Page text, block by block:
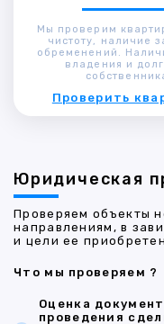
Мы проверим
чистоту, наличие
обременений.
владения и
Проверить
Юридическая
Проверяем объекты
направлениям, в
и цели ее
Что мы проверяем ?
Оценка
проведения